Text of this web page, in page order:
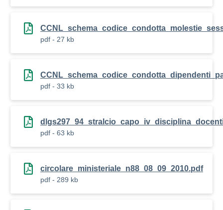
pdf - 27 kb
pdf - 33 kb
pdf - 63 kb
circolare_ministeriale_n88_08_09_2010.pdf
pdf - 289 kb